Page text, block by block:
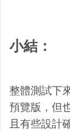
小結：
整體測試下
預覽版，但
且有些設計